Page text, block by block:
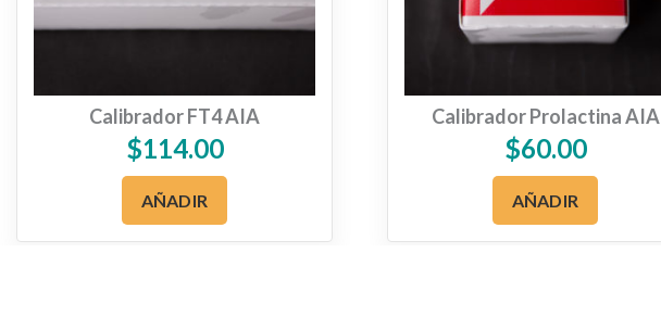
Calibrador FT4 AIA
$114.00
AÑADIR
Calibrador Prolactina AIA
$60.00
AÑADIR